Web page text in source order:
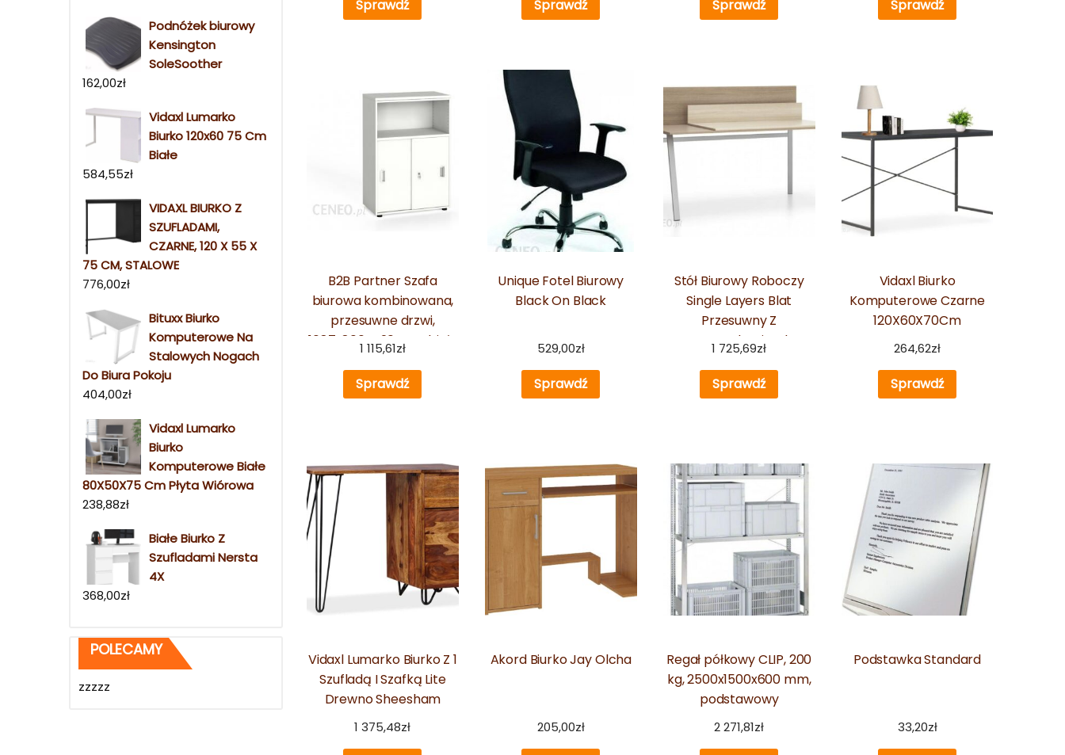
Podnóżek biurowy
Kensington
SoleSoother
162,00zł
Vidaxl Lumarko
Biurko 120x60 75 Cm
Białe
584,55zł
VIDAXL BIURKO Z
SZUFLADAMI,
CZARNE, 120 X 55 X
75 CM, STALOWE
776,00zł
Bituxx Biurko
Komputerowe Na
Stalowych Nogach
Do Biura Pokoju
404,00zł
Vidaxl Lumarko
Biurko
Komputerowe Białe
80X50X75 Cm Płyta Wiórowa
238,88zł
Białe Biurko Z
Szufladami Nersta
4X
368,00zł
POLECAMY
zzzzz
Sprawdź Sprawdź Sprawdź Sprawdź
B2B Partner Szafa
biurowa kombinowana,
przesuwne drzwi,
1087x800x420 mm, biały
1 115,61zł
Sprawdź
Unique Fotel Biurowy
Black On Black
529,00zł
Sprawdź
Stół Biurowy Roboczy
Single Layers Blat
Przesuwny Z
Przegrodami Dąb
1 725,69zł
Sprawdź
Vidaxl Biurko
Komputerowe Czarne
120X60X70Cm
264,62zł
Sprawdź
Vidaxl Lumarko Biurko Z 1
Szufladą I Szafką Lite
Drewno Sheesham
1 375,48zł
Akord Biurko Jay Olcha
205,00zł
Regał półkowy CLIP, 200
kg, 2500x1500x600 mm,
podstawowy
2 271,81zł
Podstawka Standard
33,20zł